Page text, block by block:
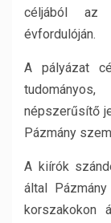
céljából az
évfordulóján.
A pályázat
népszerűsítő
Pázmány
A kiírók
által
korszakokon